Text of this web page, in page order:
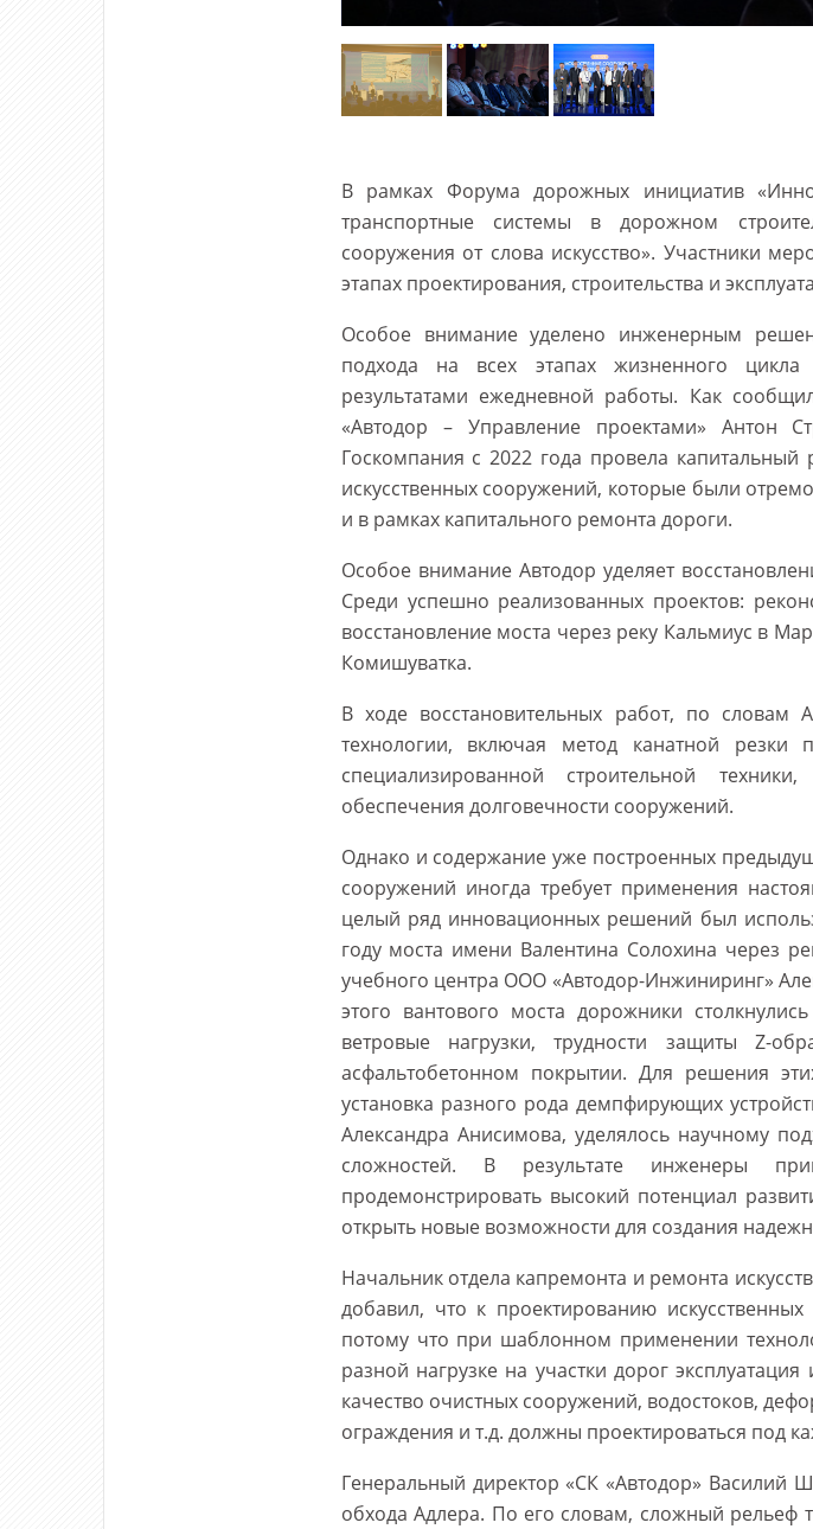
В рамках Форума дорожных инициатив
транспортные системы в дорожном
сооружения от слова искусство». Участники
этапах проектирования, строительства и
Особое внимание уделено инженерным
подхода на всех этапах жизненного цикла
результатами ежедневной работы. Как
«Автодор – Управление проектами» Антон
Госкомпания с 2022 года провела
искусственных сооружений, которые были
и в рамках капитального ремонта дороги.
Особое внимание Автодор уделяет
Среди успешно реализованных проектов:
восстановление моста через реку Кальмиус в
Комишуватка.
В ходе восстановительных работ, по словам
технологии, включая метод канатной резки
специализированной строительной
обеспечения долговечности сооружений.
Однако и содержание уже построенных
сооружений иногда требует применения
целый ряд инновационных решений был
году моста имени Валентина Солохина через
учебного центра ООО «Автодор-Инжиниринг»
этого вантового моста дорожники
ветровые нагрузки, трудности защиты Z-
асфальтобетонном покрытии. Для решения
установка разного рода демпфирующих
Александра Анисимова, уделялось научному
сложностей. В результате инженеры
продемонстрировать высокий потенциал
открыть новые возможности для создания
Начальник отдела капремонта и ремонта
добавил, что к проектированию
потому что при шаблонном применении
разной нагрузке на участки дорог
качество очистных сооружений, водостоков,
ограждения и т.д. должны проектироваться под
Генеральный директор «СК «Автодор» Василий
обхода Адлера. По его словам, сложный рельеф